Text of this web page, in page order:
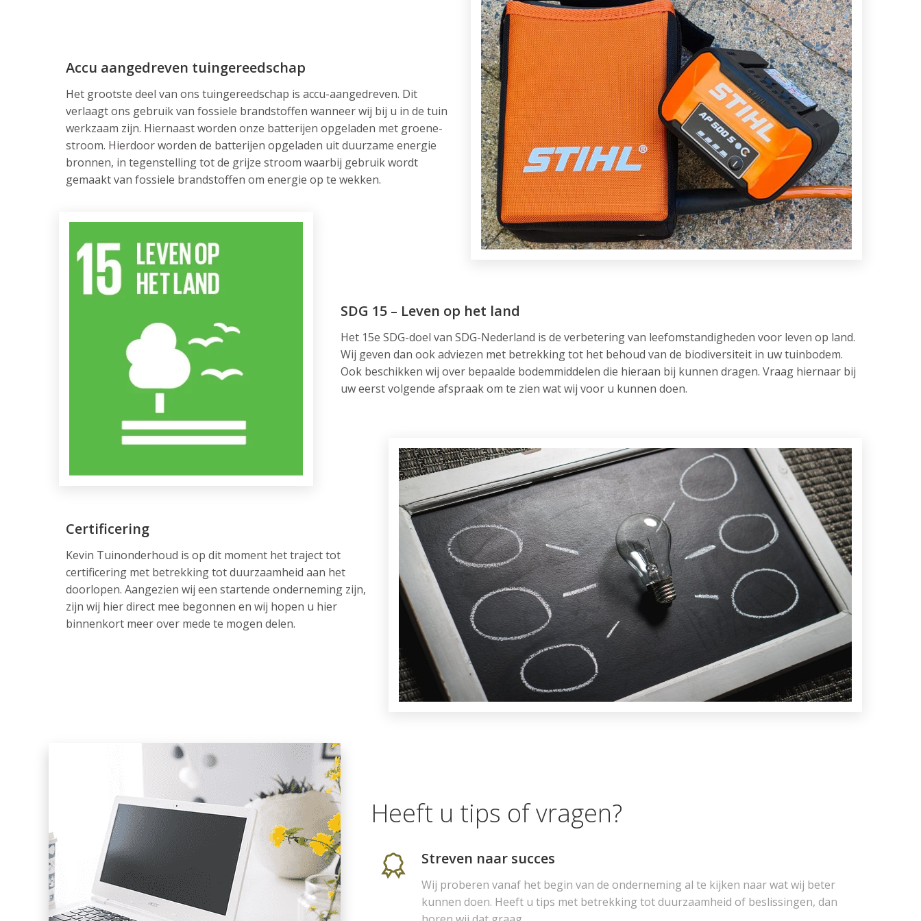
Accu aangedreven tuingereedschap
Het grootste deel van ons tuingereedschap is accu-aangedreven. Dit
verlaagt ons gebruik van fossiele brandstoffen wanneer wij bij u in de tuin
werkzaam zijn. Hiernaast worden onze batterijen opgeladen met groene-
stroom. Hierdoor worden de batterijen opgeladen uit duurzame energie
bronnen, in tegenstelling tot de grijze stroom waarbij gebruik wordt
gemaakt van fossiele brandstoffen om energie op te wekken.
SDG 15 – Leven op het land
Het 15e SDG-doel van SDG-Nederland is de verbetering van leefomstandigheden voor leven op land.
Wij geven dan ook adviezen met betrekking tot het behoud van de biodiversiteit in uw tuinbodem.
Ook beschikken wij over bepaalde bodemmiddelen die hieraan bij kunnen dragen. Vraag hiernaar bij
uw eerst volgende afspraak om te zien wat wij voor u kunnen doen.
Certificering
Kevin Tuinonderhoud is op dit moment het traject tot
certificering met betrekking tot duurzaamheid aan het
doorlopen. Aangezien wij een startende onderneming zijn,
zijn wij hier direct mee begonnen en wij hopen u hier
binnenkort meer over mede te mogen delen.
Heeft u tips of vragen?
Streven naar succes
Wij proberen vanaf het begin van de onderneming al te kijken naar wat wij beter
kunnen doen. Heeft u tips met betrekking tot duurzaamheid of beslissingen, dan